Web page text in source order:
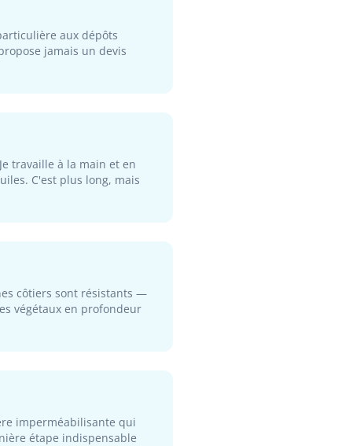
aux dépôts
jamais un devis
travaille à la main et en
C'est plus long, mais
côtiers sont résistants —
végétaux en profondeur
imperméabilisante qui
étape indispensable